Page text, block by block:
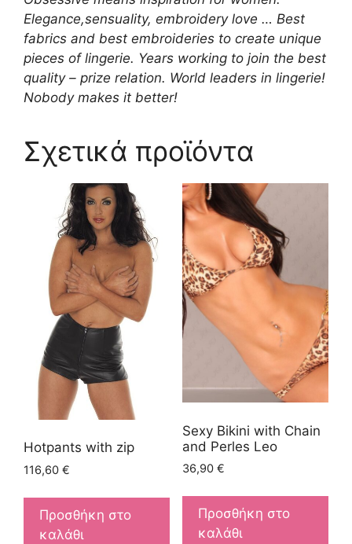
Elegance,sensuality, embroidery love … Best
fabrics and best embroideries to create unique
pieces of lingerie. Years working to join the best
quality – prize relation. World leaders in lingerie!
Nobody makes it better!
Σχετικά προϊόντα
Hotpants with zip
116,60 €
Προσθήκη στο
καλάθι
Sexy Bikini with Chain
and Perles Leo
36,90 €
Προσθήκη στο
καλάθι